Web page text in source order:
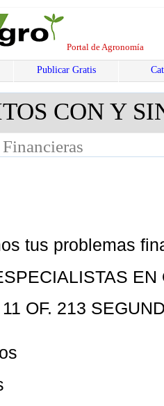
Portal de Agronomía
Publicar Gratis
CON Y
tus problemas
OF. 213